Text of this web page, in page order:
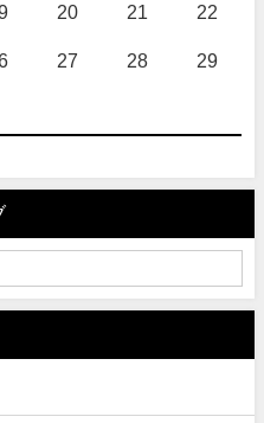
20 21 22
27 28 29